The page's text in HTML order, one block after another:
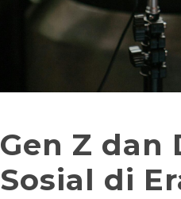
Gen Z dan
Sosial di